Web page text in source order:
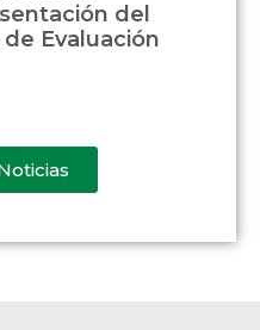
del
Evaluación